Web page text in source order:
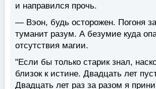
и направился прочь.
— Вэон, будь осторожен. Погоня
туманит разум. А безумие куда
отсутствия магии.
"Если бы только старик знал,
близок к истине. Двадцать лет
Двадцать лет раз за разом я